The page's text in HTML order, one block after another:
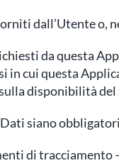
dall’Utente o,
da questa
in cui questa
disponibilità
siano
di